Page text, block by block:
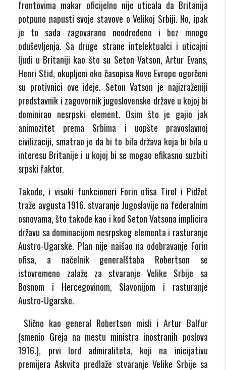
frontovima makar oficijelno nije uticala da Britanija
potpuno napusti svoje stavove o Velikoj Srbiji. No, ipak
je to sada zagovarano neodređeno i bez mnogo
oduševljenja. Sa druge strane intelektualci i uticajni
ljudi u Britaniji kao što su Seton Vatson, Artur Evans,
Henri Stid, okupljeni oko časopisa Nove Evrope ogorčeni
su protivnici ove ideje. Seton Vatson je najizraženiji
predstavnik i zagovornik jugoslovenske države u kojoj bi
dominirao nesrpski element. Osim što je gajio jak
animozitet prema Srbima i uopšte pravoslavnoj
civilizaciji, smatrao je da bi to bila država koja bi bila u
interesu Britanije i u kojoj bi se mogao efikasno suzbiti
srpski faktor.
Takođe, i visoki funkcioneri Forin ofisa Tirel i Pidžet
traže avgusta 1916. stvaranje Jugoslavije na federalnim
osnovama, što takođe kao i kod Seton Vatsona implicira
državu sa dominacijom nesrpskog elementa i rasturanje
Austro-Ugarske. Plan nije naišao na odobravanje Forin
ofisa, a načelnik generalštaba Robertson se
istovremeno zalaže za stvaranje Velike Srbije sa
Bosnom i Hercegovinom, Slavonijom i rasturanje
Austro-Ugarske.
Slično kao general Robertson misli i Artur Balfur
(smenio Greja na mestu ministra inostranih poslova
1916.), prvi lord admiraliteta, koji na inicijativu
premijera Askvita predlaže stvaranje Velike Srbije sa